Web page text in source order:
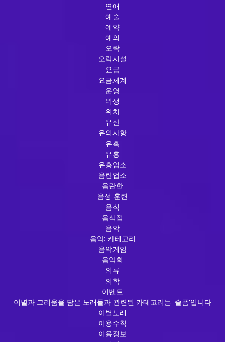
연애
예술
예약
예의
오락
오락시설
요금
요금체계
운영
위생
위치
유산
유의사항
유혹
유흥
유흥업소
음란업소
음란한
음성 훈련
음식
음식점
음악
음악: 카테고리
음악게임
음악회
의류
의학
이벤트
이별과 그리움을 담은 노래들과 관련된 카테고리는 '슬픔'입니다
이별노래
이용수칙
이용정보